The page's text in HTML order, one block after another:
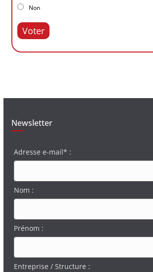
Non
Voter
Newsletter
Adresse e-mail* :
Nom :
Prénom :
Entreprise / Structure :